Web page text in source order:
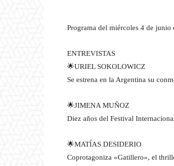
Programa del miércoles 4 de junio
ENTREVISTAS
🌟URIEL SOKOLOWICZ
Se estrena en la Argentina su
🌟JIMENA MUÑOZ
Diez años del Festival
🌟MATÍAS DESIDERIO
Coprotagoniza «Gatillero», el